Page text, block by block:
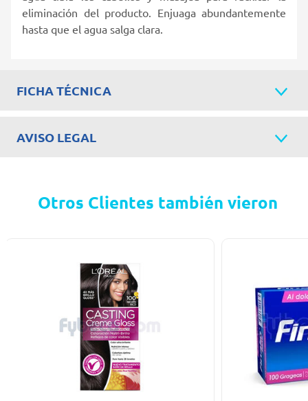
eliminación del producto. Enjuaga abundantemente
hasta que el agua salga clara.
FICHA TÉCNICA
AVISO LEGAL
Otros Clientes también vieron